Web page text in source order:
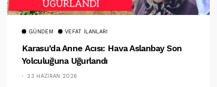
GÜNDEM VEFAT İLANLARI
Karasu’da Anne Acısı: Hava Aslanbay Son
Yolculuğuna Uğurlandı
23 HAZIRAN 2026